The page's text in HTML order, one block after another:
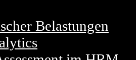
Belastungen